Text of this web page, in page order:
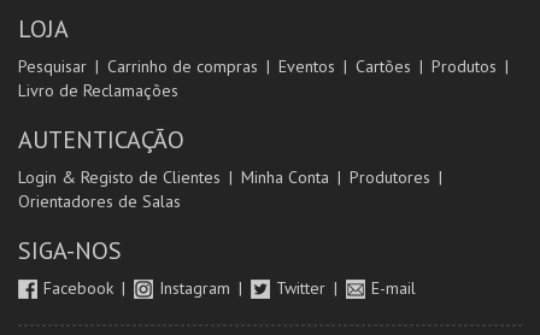
LOJA
Pesquisar Carrinho de compras Eventos Cartões
Produtos
Livro de Reclamações
AUTENTICAÇÃO
Login & Registo de Clientes Minha Conta
Produtores
Orientadores de Salas
SIGA-NOS
Facebook Instagram Twitter E-mail